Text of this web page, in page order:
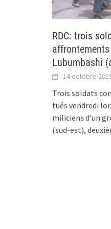
RDC: trois
Lubumbashi
14 octobre
Trois soldats
tués vendredi
miliciens d’un
(sud-est),